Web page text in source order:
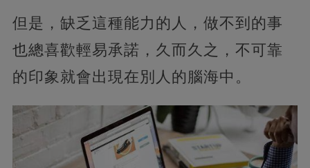
但是，缺乏這種能力的人，做不到的事
也總喜歡輕易承諾，久而久之，不可靠
的印象就會出現在別人的腦海中。